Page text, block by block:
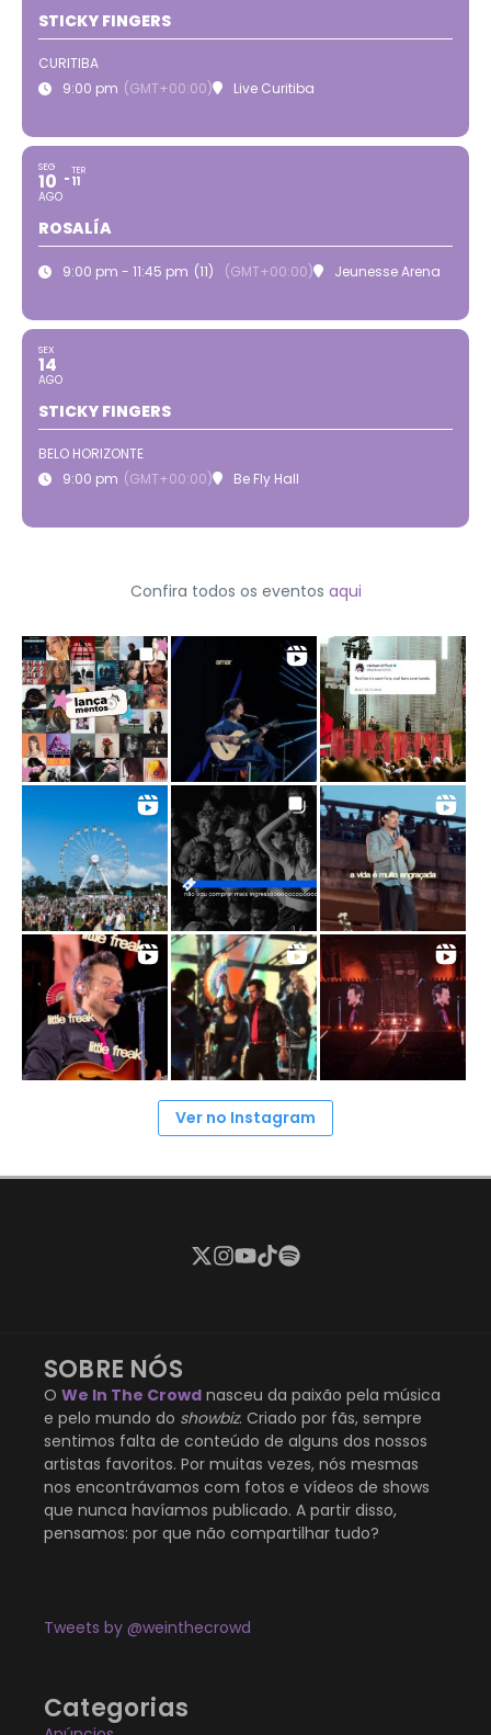
STICKY FINGERS
CURITIBA
9:00 pm (GMT+00:00) Live Curitiba
SEG
10
AGO
TER
11
ROSALÍA
9:00 pm - 11:45 pm (11) (GMT+00:00) Jeunesse Arena
SEX
14
AGO
STICKY FINGERS
BELO HORIZONTE
9:00 pm (GMT+00:00) Be Fly Hall
Confira todos os eventos aqui
Ver no Instagram
SOBRE NÓS
O We In The Crowd nasceu da paixão pela música
e pelo mundo do showbiz. Criado por fãs, sempre
sentimos falta de conteúdo de alguns dos nossos
artistas favoritos. Por muitas vezes, nós mesmas
nos encontrávamos com fotos e vídeos de shows
que nunca havíamos publicado. A partir disso,
pensamos: por que não compartilhar tudo?
Tweets by @weinthecrowd
Categorias